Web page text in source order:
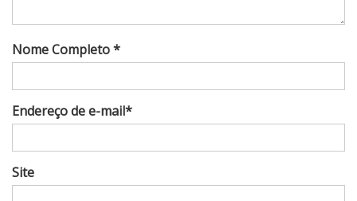
Nome Completo *
Endereço de e-mail*
Site